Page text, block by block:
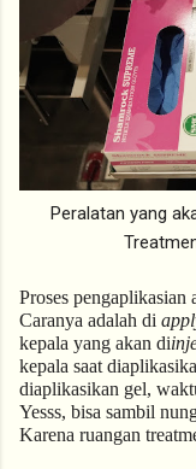
Peralatan yang
Proses pengaplikasian
Caranya adalah di
kepala yang akan di
kepala saat
diaplikasikan gel,
Yesss, bisa sambil
Karena ruangan